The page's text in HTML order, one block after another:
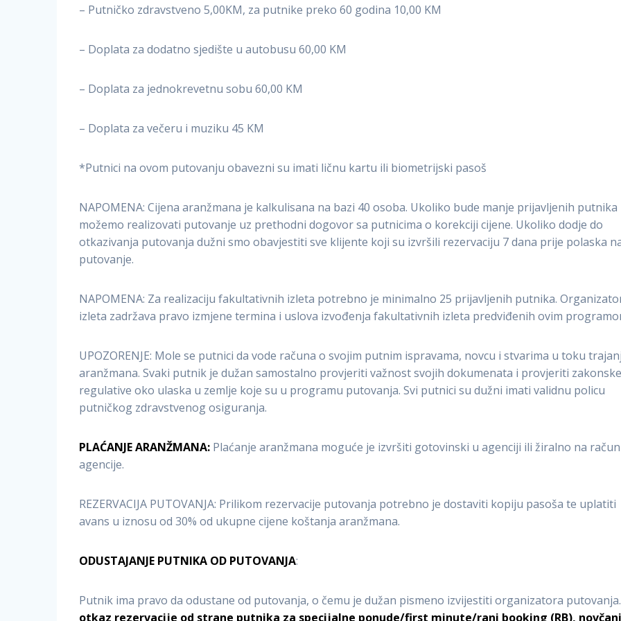
– Putničko zdravstveno 5,00KM, za putnike preko 60 godina 10,00 KM
– Doplata za dodatno sjedište u autobusu 60,00 KM
– Doplata za jednokrevetnu sobu 60,00 KM
– Doplata za večeru i muziku 45 KM
*Putnici na ovom putovanju obavezni su imati ličnu kartu ili biometrijski pasoš
NAPOMENA: Cijena aranžmana je kalkulisana na bazi 40 osoba. Ukoliko bude manje prijavljenih putnika
možemo realizovati putovanje uz prethodni dogovor sa putnicima o korekciji cijene. Ukoliko dodje do
otkazivanja putovanja dužni smo obavjestiti sve klijente koji su izvršili rezervaciju 7 dana prije polaska
putovanje.
NAPOMENA: Za realizaciju fakultativnih izleta potrebno je minimalno 25 prijavljenih putnika.
izleta zadržava pravo izmjene termina i uslova izvođenja fakultativnih izleta predviđenih ovim
UPOZORENJE: Mole se putnici da vode računa o svojim putnim ispravama, novcu i stvarima u toku
aranžmana. Svaki putnik je dužan samostalno provjeriti važnost svojih dokumenata i provjeriti
regulative oko ulaska u zemlje koje su u programu putovanja. Svi putnici su dužni imati validnu policu
putničkog zdravstvenog osiguranja.
PLAĆANJE ARANŽMANA: Plaćanje aranžmana moguće je izvršiti gotovinski u agenciji ili žiralno na račun
agencije.
REZERVACIJA PUTOVANJA: Prilikom rezervacije putovanja potrebno je dostaviti kopiju pasoša te uplatiti
avans u iznosu od 30% od ukupne cijene koštanja aranžmana.
ODUSTAJANJE PUTNIKA OD PUTOVANJA:
Putnik ima pravo da odustane od putovanja, o čemu je dužan pismeno izvijestiti organizatora
otkaz rezervacije od strane putnika za specijalne ponude/first minute/rani booking (RB),